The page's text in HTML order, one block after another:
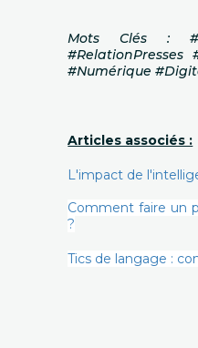
Mots Clés :
#RelationPresses
#Numérique
Articles associés :
L'impact de
Comment faire un
?
Tics de langage :